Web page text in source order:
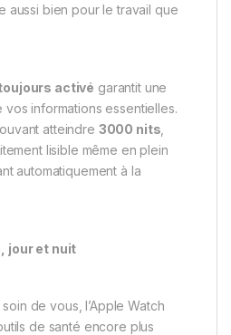
aussi bien pour le travail que
activé garantit une
informations essentielles.
atteindre 3000 nits
lisible même en plein
automatiquement à la
jour et nuit
de vous, l’Apple Watch
de santé encore plus